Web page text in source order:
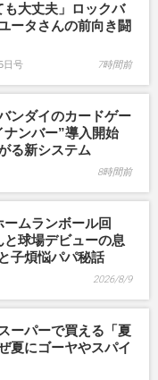
大丈夫」ロックバ
ータさんの前向き闘
日号 7時間前
ンダイのカードゲー
ンバー”導入開始
る新システム
8時間前
ムランボール回
球場デビューの息
子煩悩パパ秘話
2026/8/9
ーパーで買える「夏
夏にゴーヤやスパイ